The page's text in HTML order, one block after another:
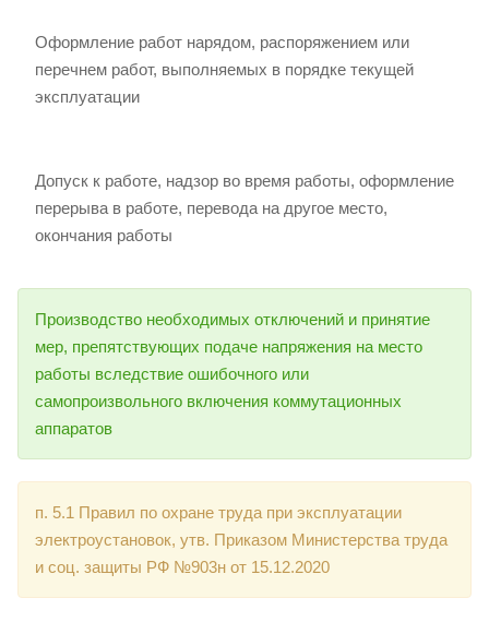
Оформление работ нарядом, распоряжением или
перечнем работ, выполняемых в порядке текущей
эксплуатации
Допуск к работе, надзор во время работы, оформление
перерыва в работе, перевода на другое место,
окончания работы
Производство необходимых отключений и принятие
мер, препятствующих подаче напряжения на место
работы вследствие ошибочного или
самопроизвольного включения коммутационных
аппаратов
п. 5.1 Правил по охране труда при эксплуатации
электроустановок, утв. Приказом Министерства труда
и соц. защиты РФ №903н от 15.12.2020